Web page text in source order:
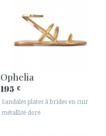
Ophelia
195 €
Sandales plates à brides en cuir
métallisé doré